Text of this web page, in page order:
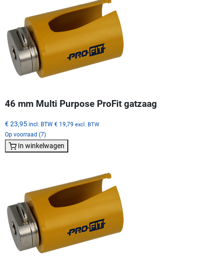
46 mm Multi Purpose ProFit gatzaag
€ 23,95 incl. BTW € 19,79 excl. BTW
Op voorraad (7)
In winkelwagen